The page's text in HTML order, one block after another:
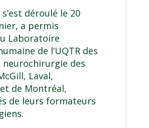
déroulé le 20
a permis
Laboratoire
de l’UQTR des
neurochirurgie des
Laval,
de Montréal,
de leurs formateurs